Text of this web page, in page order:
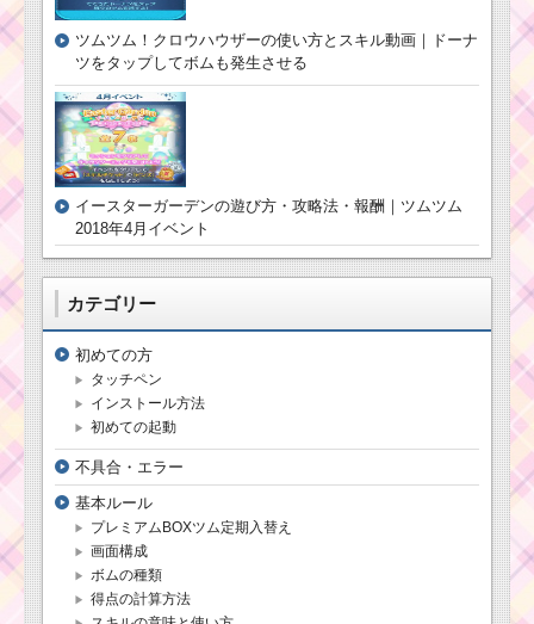
なぞって40チェー
ン・42チェーンするミ
月！ハッピーハロウィ
報酬は？
恋人を呼ぶツムを使
ツムツム！クロウハウザーの使い方とスキル動画｜ドーナ
ツをタップしてボムも発生させる
イースターガーデンの遊び方・攻略法・報酬｜ツムツム
2018年4月イベント
カテゴリー
初めての方
タッチペン
インストール方法
初めての起動
不具合・エラー
基本ルール
プレミアムBOXツム定期入替え
画面構成
ボムの種類
得点の計算方法